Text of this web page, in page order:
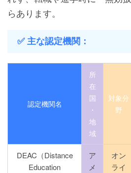
らあります。
✅ 主な認定機関：
認定機関名
所
在
国
・
地
域
対象分
野
DEAC（Distance
Education
ア
メ
オン
ライ